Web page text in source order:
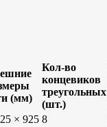
(мм)
Кол-во
концевиков
треугольных
(шт.)
× 925 8